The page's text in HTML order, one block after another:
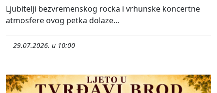
Ljubitelji bezvremenskog rocka i vrhunske koncertne
atmosfere ovog petka dolaze...
29.07.2026. u 10:00